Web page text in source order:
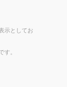
示としてお
す。